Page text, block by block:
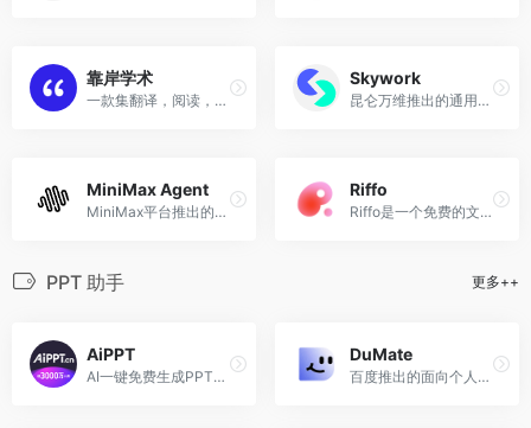
靠岸学术
一款集翻译，阅读，文献管理于一体的英文文献阅读器
Skywork
昆仑万维推出的通用AI智能体平台
MiniMax Agent
MiniMax平台推出的Agent智能体助手
Riffo
Riffo是一个免费的文件智能命名和管理工具
PPT 助手 更多++
AiPPT
AI一键免费生成PPT，输入主题，3分钟完成PPT制作！
DuMate
百度推出的面向个人及团队的桌面级AI智能体